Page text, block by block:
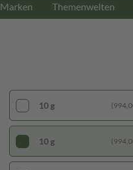
Marken Themenwelten
10 g
10 g